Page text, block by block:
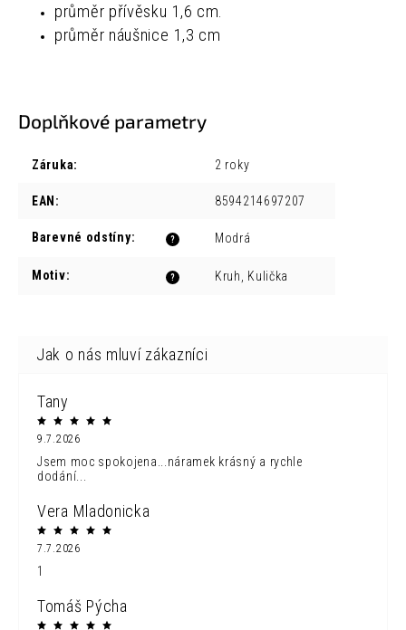
průměr přívěsku 1,6 cm.
průměr náušnice 1,3 cm
Doplňkové parametry
Záruka: 2 roky
EAN : 8594214697207
?
Barevné odstíny: Modrá
?
Motiv: Kruh, Kulička
Tany
9.7.2026
Jsem moc spokojena...náramek krásný a rychle
dodání...
Vera Mladonicka
7.7.2026
1
Tomáš Pýcha